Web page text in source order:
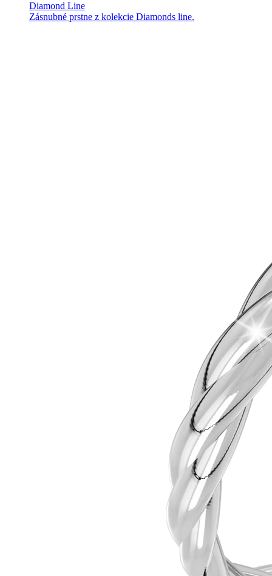
Diamond Line
Zásnubné prstne z kolekcie Diamonds line.